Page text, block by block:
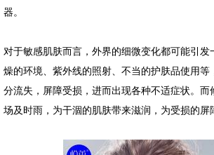
器。
对于敏感肌肤而言，外界的细微变化都可能引发
燥的环境、紫外线的照射、不当的护肤品使用等
分流失，屏障受损，进而出现各种不适症状。而
场及时雨，为干涸的肌肤带来滋润，为受损的屏